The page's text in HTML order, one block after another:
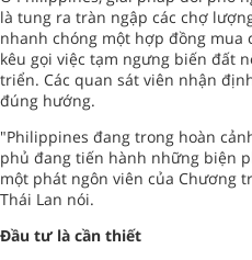
là tung ra tràn ngập các chợ
nhanh chóng một hợp đồng mua
kêu gọi việc tạm ngưng biến đất
triển. Các quan sát viên nhận
đúng hướng.
"Philippines đang trong hoàn
phủ đang tiến hành những biện
một phát ngôn viên của Chương
Thái Lan nói.
Đầu tư là cần thiết